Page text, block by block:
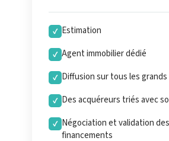
✓ Estimation
✓ Agent immobilier dédié
✓ Diffusion sur tous les
✓ Des acquéreurs triés avec
✓ Négociation et validation des
financements